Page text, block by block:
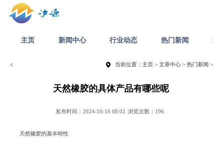
主页 新闻中心 行业动态 热门新闻 最
当前位置：主页 >文章中心 >热门新闻 >
天然橡胶的具体产品有哪些呢
发布时间：2024-10-16 08:02 浏览次数：196
天然橡胶的基本特性